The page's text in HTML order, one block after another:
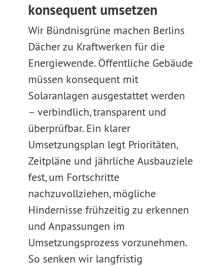
konsequent umsetzen
Wir Bündnisgrüne machen Berlins
Dächer zu Kraftwerken für die
Energiewende. Öffentliche Gebäude
müssen konsequent mit
Solaranlagen ausgestattet werden
– verbindlich, transparent und
überprüfbar. Ein klarer
Umsetzungsplan legt Prioritäten,
Zeitpläne und jährliche Ausbauziele
fest, um Fortschritte
nachzuvollziehen, mögliche
Hindernisse frühzeitig zu erkennen
und Anpassungen im
Umsetzungsprozess vorzunehmen.
So senken wir langfristig